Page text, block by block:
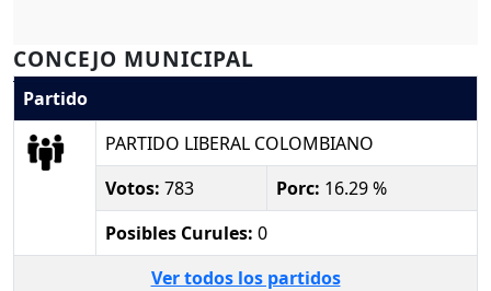
CONCEJO MUNICIPAL
Partido
PARTIDO LIBERAL COLOMBIANO
Votos: 783 Porc: 16.29 %
Posibles Curules: 0
Ver todos los partidos